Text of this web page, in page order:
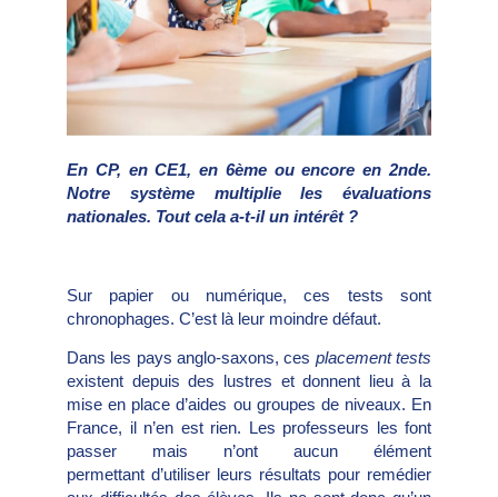
En CP, en CE1, en 6ème ou encore en 2nde.
Notre système multiplie les évaluations
nationales. Tout cela a-t-il un intérêt ?
Sur papier ou numérique, ces tests sont
chronophages. C’est là leur moindre défaut.
Dans les pays anglo-saxons, ces placementtests
existent depuis des lustres et donnent lieu à la
mise en place d’aides ou groupes de niveaux. En
France, il n’en est rien. Les professeurs les font
passer mais n’ont aucun élément
permettant d’utiliser leurs résultats pour remédier